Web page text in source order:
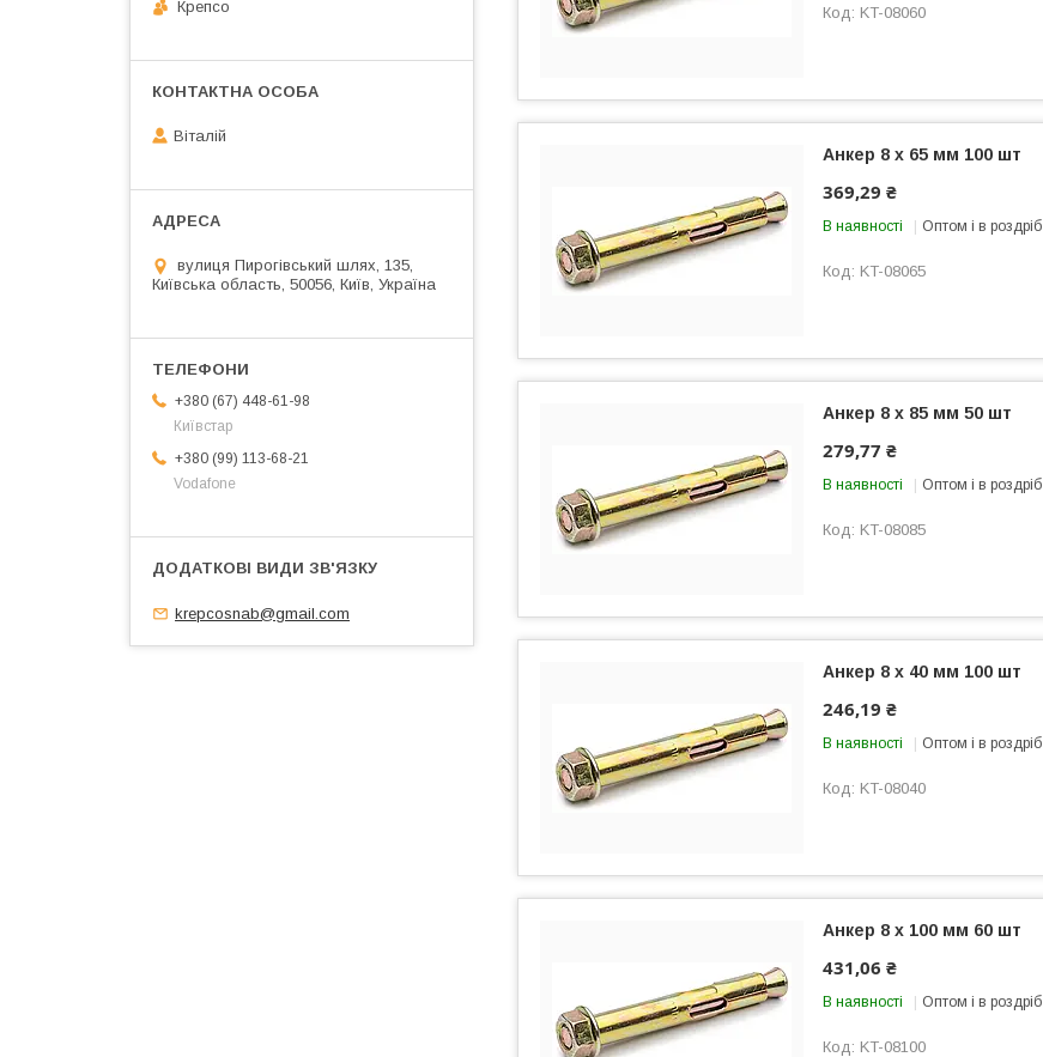
KT-08060
Анкер 8 х 65 мм 100 шт
369,29 ₴
В наявності Оптом і в роздріб
KT-08065
Анкер 8 х 85 мм 50 шт
279,77 ₴
В наявності Оптом і в роздріб
KT-08085
Анкер 8 х 40 мм 100 шт
246,19 ₴
В наявності Оптом і в роздріб
KT-08040
Анкер 8 х 100 мм 60 шт
431,06 ₴
В наявності Оптом і в роздріб
KT-08100
Крепсо
Віталій
вулиця Пирогівський шлях, 135,
Київська область, 50056, Київ, Україна
+380 (67) 448-61-98
Київстар
+380 (99) 113-68-21
Vodafone
krepcosnab@gmail.com